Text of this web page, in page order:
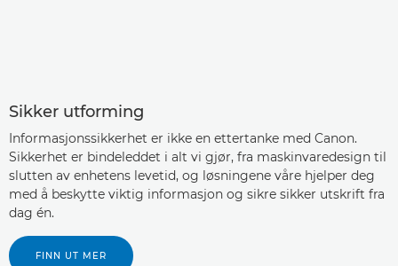
Sikker utforming
Informasjonssikkerhet er ikke en ettertanke med Canon.
Sikkerhet er bindeleddet i alt vi gjør, fra maskinvaredesign til
slutten av enhetens levetid, og løsningene våre hjelper deg
med å beskytte viktig informasjon og sikre sikker utskrift fra
dag én.
FINN UT MER